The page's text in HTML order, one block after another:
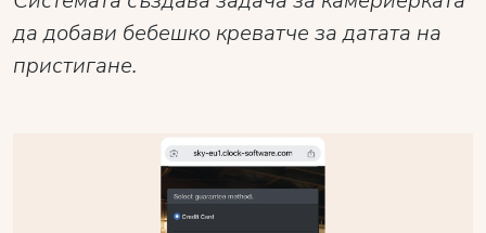
да добави бебешко креватче за датата на
пристигане.